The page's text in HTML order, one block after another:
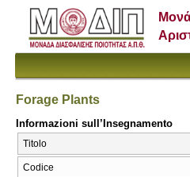
Forage Plants
Informazioni sull’Insegnamento
Titolo
Codice